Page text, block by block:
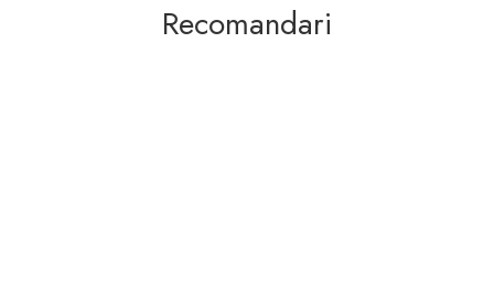
Recomandari